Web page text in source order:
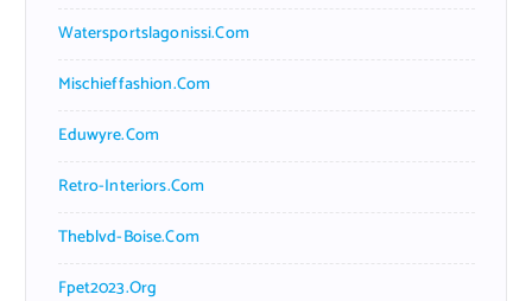
Watersportslagonissi.com
Mischieffashion.com
Eduwyre.com
Retro-Interiors.com
Theblvd-Boise.com
Fpet2023.org